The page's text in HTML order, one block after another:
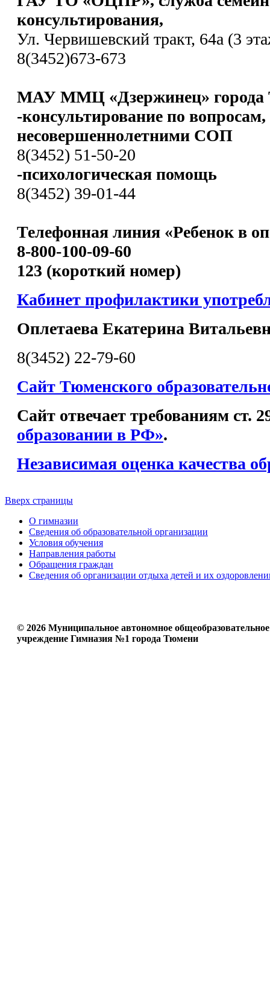
консультирования,
Ул. Червишевский тракт, 64а (3
8(3452)673-673
МАУ ММЦ «Дзержинец» города
-консультирование по
несовершеннолетними СОП
8(3452) 51-50-20
-психологическая помощь
8(3452) 39-01-44
Телефонная линия «Ребенок в
8-800-100-09-60
123 (короткий номер)
Кабинет профилактики
Оплетаева Екатерина
8(3452) 22-79-60
Сайт Тюменского
Сайт отвечает требованиям ст.
образовании в РФ».
Независимая оценка качества
Вверх страницы
О гимназии
Сведения об образовательной организации
Условия обучения
Направления работы
Обращения граждан
Сведения об организации отдыха детей и их
© 2026 Муниципальное автономное общеобразовательное
учреждение Гимназия №1 города Тюмени